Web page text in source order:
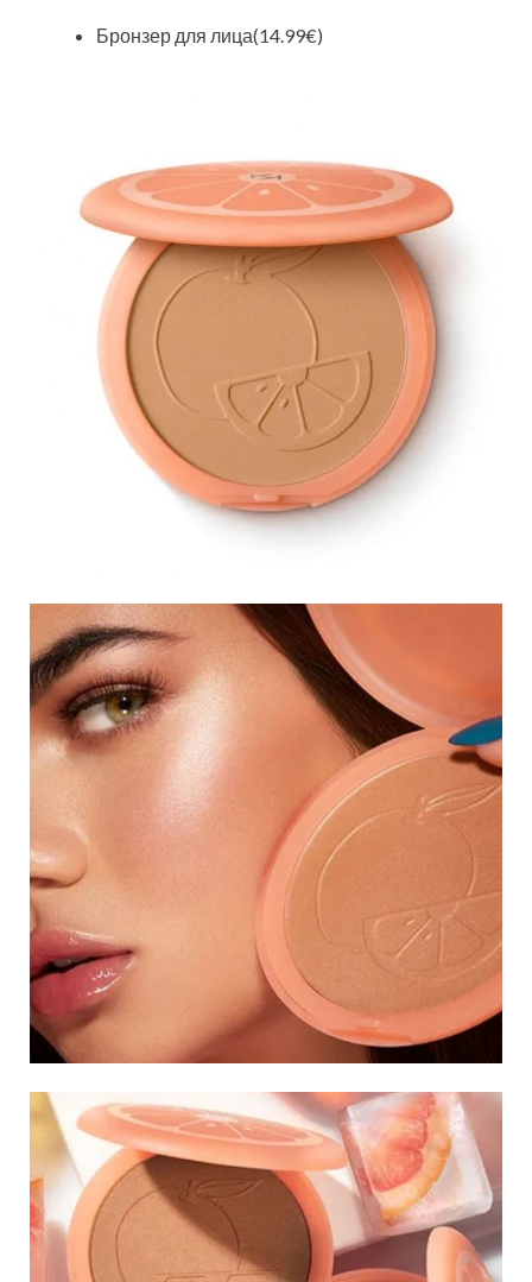
Бронзер для лица(14.99€)